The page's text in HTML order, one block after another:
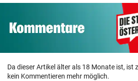
Da dieser Artikel älter als 18 Monate ist, ist
kein Kommentieren mehr möglich.